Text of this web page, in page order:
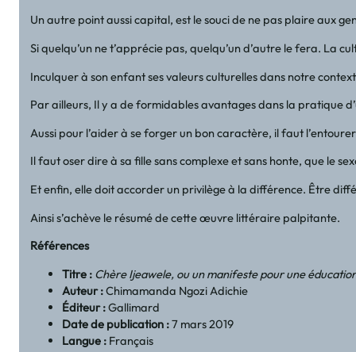
Un autre point aussi capital, est le souci de ne pas plaire aux
Si quelqu’un ne t’apprécie pas, quelqu’un d’autre le fera. La
Inculquer à son enfant ses valeurs culturelles dans notre
Par ailleurs, Il y a de formidables avantages dans la pratique
Aussi pour l’aider à se forger un bon caractère, il faut
Il faut oser dire à sa fille sans complexe et sans honte, que le
Et enfin, elle doit accorder un privilège à la différence. Être
Ainsi s’achève le résumé de cette œuvre littéraire palpitante.
Références
Titre : Chère Ijeawele, ou un manifeste pour une
Auteur :Chimamanda Ngozi Adichie
Éditeur :Gallimard
Date de publication :7 mars 2019
Langue : Français